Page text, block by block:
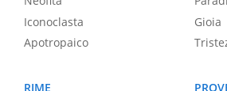
Iconoclasta
Apotropaico
Gioia
RIME